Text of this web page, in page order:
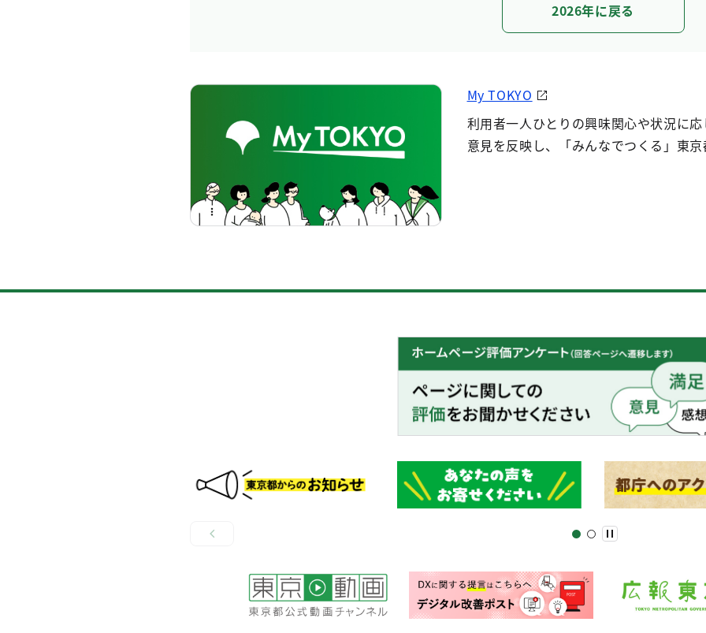
2026年に戻る
My TOKYO
利用者一人ひとりの興味関心や状況に
意見を反映し、「みんなでつくる」東